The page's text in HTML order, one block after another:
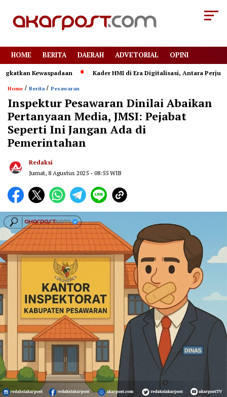
HOME BERITA DAERAH ADVETORIAL OPINI
Kewaspadaan Kader HMI di Era Digitalisasi, Antara
Home / Berita / Pesawaran
Inspektur Pesawaran Dinilai Abaikan
Pertanyaan Media, JMSI: Pejabat
Seperti Ini Jangan Ada di
Pemerintahan
Redaksi
Jumat, 8 Agustus 2025 - 08:55 WIB